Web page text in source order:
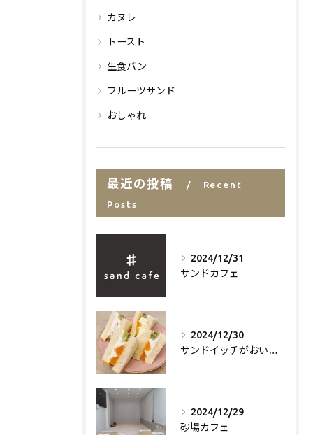
カヌレ
トースト
生食パン
フルーツサンド
おしゃれ
最近の投稿
Recent
Posts
2024/12/31
サンドカフェ
2024/12/30
サンドイッチがおいしいお店
2024/12/29
砂場カフェ